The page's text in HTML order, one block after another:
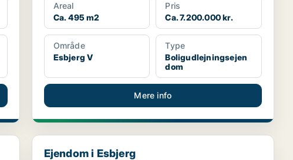
Areal
Ca. 495 m2
Pris
Ca. 7.200.000 kr.
Område
Esbjerg V
Type
Boligudlejningsejen
dom
Mere info
Ejendom i Esbjerg
Ejendom i Esbjerg